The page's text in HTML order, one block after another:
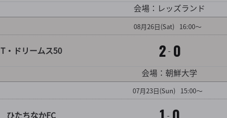
会場：レッズランド
08月26日(Sat) 16:00～
T・ドリームス50 2- 0
会場：朝鮮大学
07月23日(Sun) 15:00～
ひたちなかFC -
対戦カード詳細を見る